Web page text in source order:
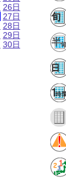
26日
27日
28日
29日
30日